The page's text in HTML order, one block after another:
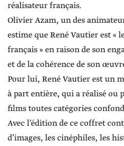
réalisateur français.
Olivier Azam, un des
estime que René Vautier est «
français » en raison de son
et de la cohérence de son
Pour lui, René Vautier est un
à part entière, qui a réalisé ou
films toutes catégories
Avec l’édition de ce coffret
d’images, les cinéphiles, les